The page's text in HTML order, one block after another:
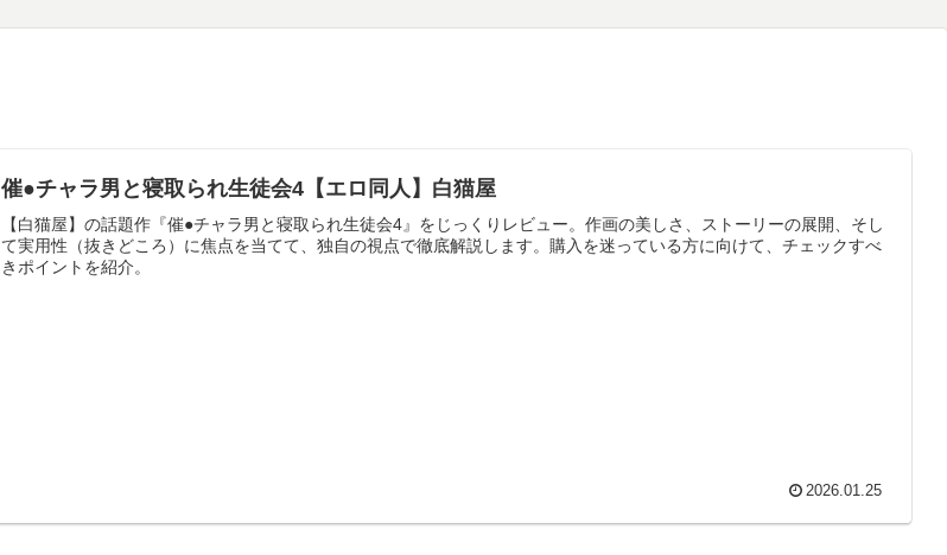
催●チャラ男と寝取られ生徒会4【エロ同人】白猫屋
【白猫屋】の話題作『催●チャラ男と寝取られ生徒会4』をじっくりレビュー。作画の美しさ、ストーリーの展開、そし
て実用性（抜きどころ）に焦点を当てて、独自の視点で徹底解説します。購入を迷っている方に向けて、チェックすべ
きポイントを紹介。
2026.01.25